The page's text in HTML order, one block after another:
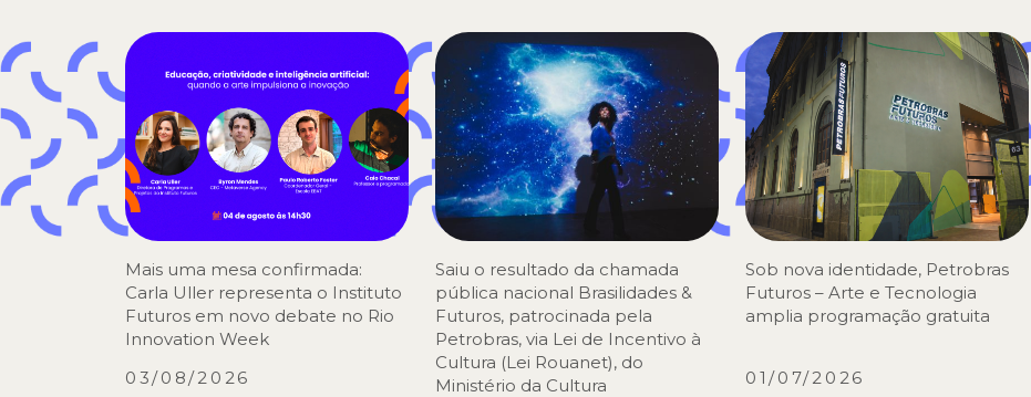
Mais uma mesa confirmada:
Carla Uller representa o Instituto
Futuros em novo debate no Rio
Innovation Week
03/08/2026
Saiu o resultado da chamada
pública nacional Brasilidades &
Futuros, patrocinada pela
Petrobras, via Lei de Incentivo à
Cultura (Lei Rouanet), do
Ministério da Cultura
Sob nova identidade, Petrobras
Futuros – Arte e Tecnologia
amplia programação gratuita
01/07/2026